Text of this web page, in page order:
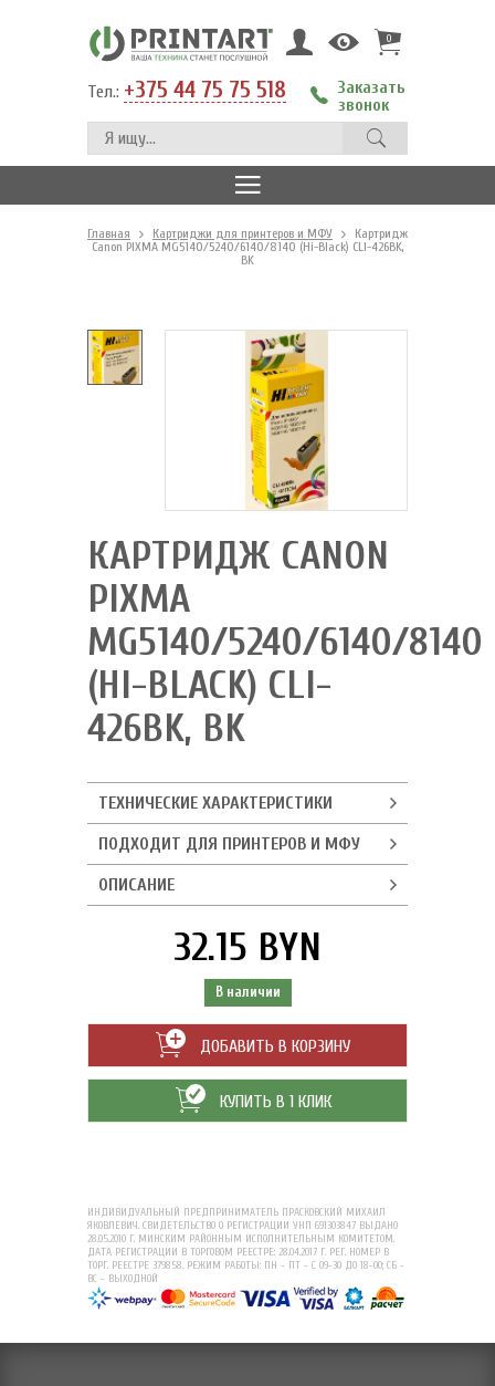
0
Тел.: +375 44 75 75 518
Заказать
звонок
Главная Картриджи для принтеров и МФУ
Картридж
Canon PIXMA MG5140/5240/6140/8140 (Hi-Black) CLI-426BK,
BK
КАРТРИДЖ CANON
PIXMA
MG5140/5240/6140/8140
(HI-BLACK) CLI-
426BK, BK
ТЕХНИЧЕСКИЕ ХАРАКТЕРИСТИКИ
ПОДХОДИТ ДЛЯ ПРИНТЕРОВ И МФУ
ОПИСАНИЕ
32.15 BYN
В наличии
ДОБАВИТЬ В КОРЗИНУ
КУПИТЬ В 1 КЛИК
ИНДИВИДУАЛЬНЫЙ ПРЕДПРИНИМАТЕЛЬ ПРАСКОВСКИЙ МИХАИЛ
ЯКОВЛЕВИЧ. СВИДЕТЕЛЬСТВО О РЕГИСТРАЦИИ УНП 691303847 ВЫДАНО
28.05.2010 Г. МИНСКИМ РАЙОННЫМ ИСПОЛНИТЕЛЬНЫМ КОМИТЕТОМ.
ДАТА РЕГИСТРАЦИИ В ТОРГОВОМ РЕЕСТРЕ: 28.04.2017 Г. РЕГ. НОМЕР В
ТОРГ. РЕЕСТРЕ 379858. РЕЖИМ РАБОТЫ: ПН - ПТ - С 09-30 ДО 18-00; СБ -
ВС - ВЫХОДНОЙ